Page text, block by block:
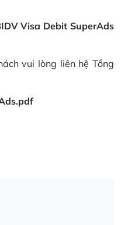
Visa Debit SuperAds
vui lòng liên hệ Tổng